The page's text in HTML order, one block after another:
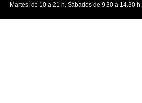
Martes: de 10 a 21 h. Sábados de 9.30 a 14.30 h.